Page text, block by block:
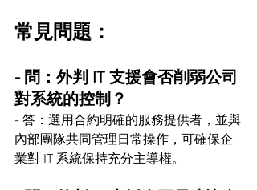
常見問題：
- 問：外判 IT 支援會否削弱公司
對系統的控制？
- 答：選用合約明確的服務提供者，並與
內部團隊共同管理日常操作，可確保企
業對 IT 系統保持充分主導權。